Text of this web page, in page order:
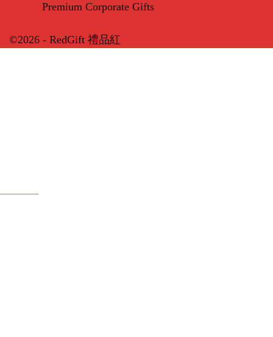
Premium Corporate Gifts
©2026 - RedGift 禮品紅